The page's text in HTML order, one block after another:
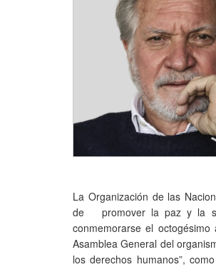
La Organización de las
de promover la paz y la
conmemorarse el
Asamblea General del
los derechos humanos”,